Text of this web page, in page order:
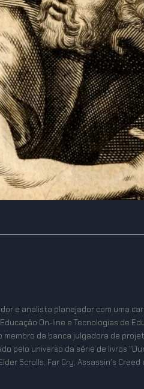
e analista planejador com uma
On-line e Tecnologias de
membro da banca julgadora de
pelo universo da série de livros
Scrolls, Far Cry, Assassin's